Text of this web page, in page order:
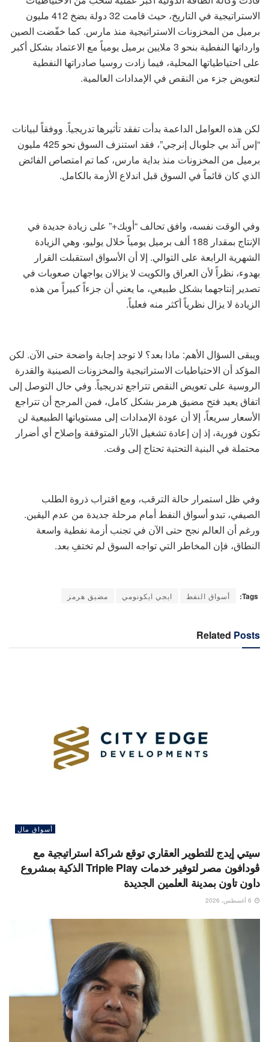
الاستراتيجية في التاريخ، حيث قامت 32 دولة بضخ 412 مليون
برميل من المخزونات الاستراتيجية منذ مارس. كما خفّضت الصين
وارداتها النفطية بنحو 3 ملايين برميل يومياً مع الاعتماد بشكل أكبر
على احتياطياتها المحلية، فيما زادت روسيا صادراتها النفطية
لتعويض جزء من النقص في الإمدادات العالمية.
لكن هذه العوامل الداعمة بدأت تفقد تأثيرها تدريجياً. ووفقاً لبيانات
“إس آند بي جلوبال إنرجي”، فقد استنزف السوق نحو 425 مليون
برميل من المخزونات منذ بداية مارس، كما تم امتصاص الفائض
الذي كان قائماً في السوق قبل اندلاع الأزمة بالكامل.
وفي الوقت نفسه، وافق تحالف “أوبك+” على زيادة جديدة في
الإنتاج بمقدار 188 ألف برميل يومياً خلال يوليو، وهي الزيادة
الشهرية الرابعة على التوالي. إلا أن الأسواق استقبلت القرار
بهدوء، نظراً لأن العراق والكويت لا يزالان يواجهان صعوبات في
تصدير إنتاجهما بشكل طبيعي، ما يعني أن جزءاً كبيراً من هذه
الزيادة لا يزال نظرياً أكثر منه فعلياً.
ويبقى السؤال الأهم: ماذا بعد؟ لا توجد إجابة واضحة حتى الآن. لكن
المؤكد أن الاحتياطيات الاستراتيجية والمخزونات الصينية والقدرة
الروسية على تعويض النقص تتراجع تدريجياً. وفي حال التوصل إلى
اتفاق يعيد فتح مضيق هرمز بشكل كامل، فمن المرجح أن تتراجع
الأسعار سريعاً، إلا أن عودة الإمدادات إلى مستوياتها الطبيعية لن
تكون فورية، إذ إن إعادة تشغيل الآبار المتوقفة وإصلاح أي أضرار
محتملة في البنية التحتية تحتاج إلى وقت.
وفي ظل استمرار حالة الترقب، ومع اقتراب ذروة الطلب
الصيفي، تبدو أسواق النفط أمام مرحلة جديدة من عدم اليقين.
ورغم أن العالم نجح حتى الآن في تجنب أزمة نفطية واسعة
النطاق، فإن المخاطر التي تواجه السوق لم تختفِ بعد.
Tags: أسواق النفط ايجي ايكونومي مضيق هرمز
Related Posts
أسواق مال
سيتي إيدج للتطوير العقاري توقع شراكة استراتيجية مع
ڤودافون مصر لتوفير خدمات Triple Play الذكية بمشروع
داون تاون بمدينة العلمين الجديدة